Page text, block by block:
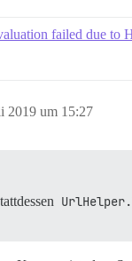
failed due to
2019 um 15:27